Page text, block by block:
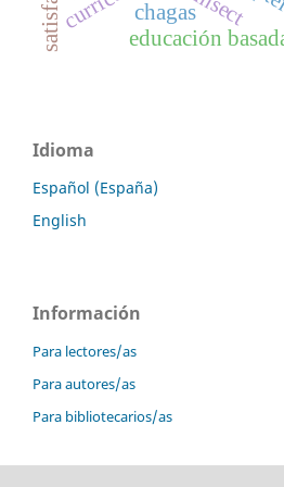
educación
chagas
Idioma
Español (España)
English
Información
Para lectores/as
Para autores/as
Para bibliotecarios/as